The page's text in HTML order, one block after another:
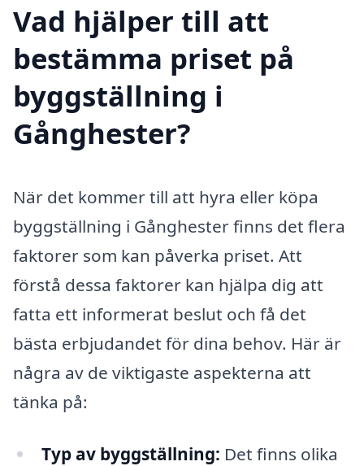
Vad hjälper till att
bestämma priset på
byggställning i
Gånghester?
När det kommer till att hyra eller köpa
byggställning i Gånghester finns det flera
faktorer som kan påverka priset. Att
förstå dessa faktorer kan hjälpa dig att
fatta ett informerat beslut och få det
bästa erbjudandet för dina behov. Här är
några av de viktigaste aspekterna att
tänka på:
Typ av byggställning: Det finns olika